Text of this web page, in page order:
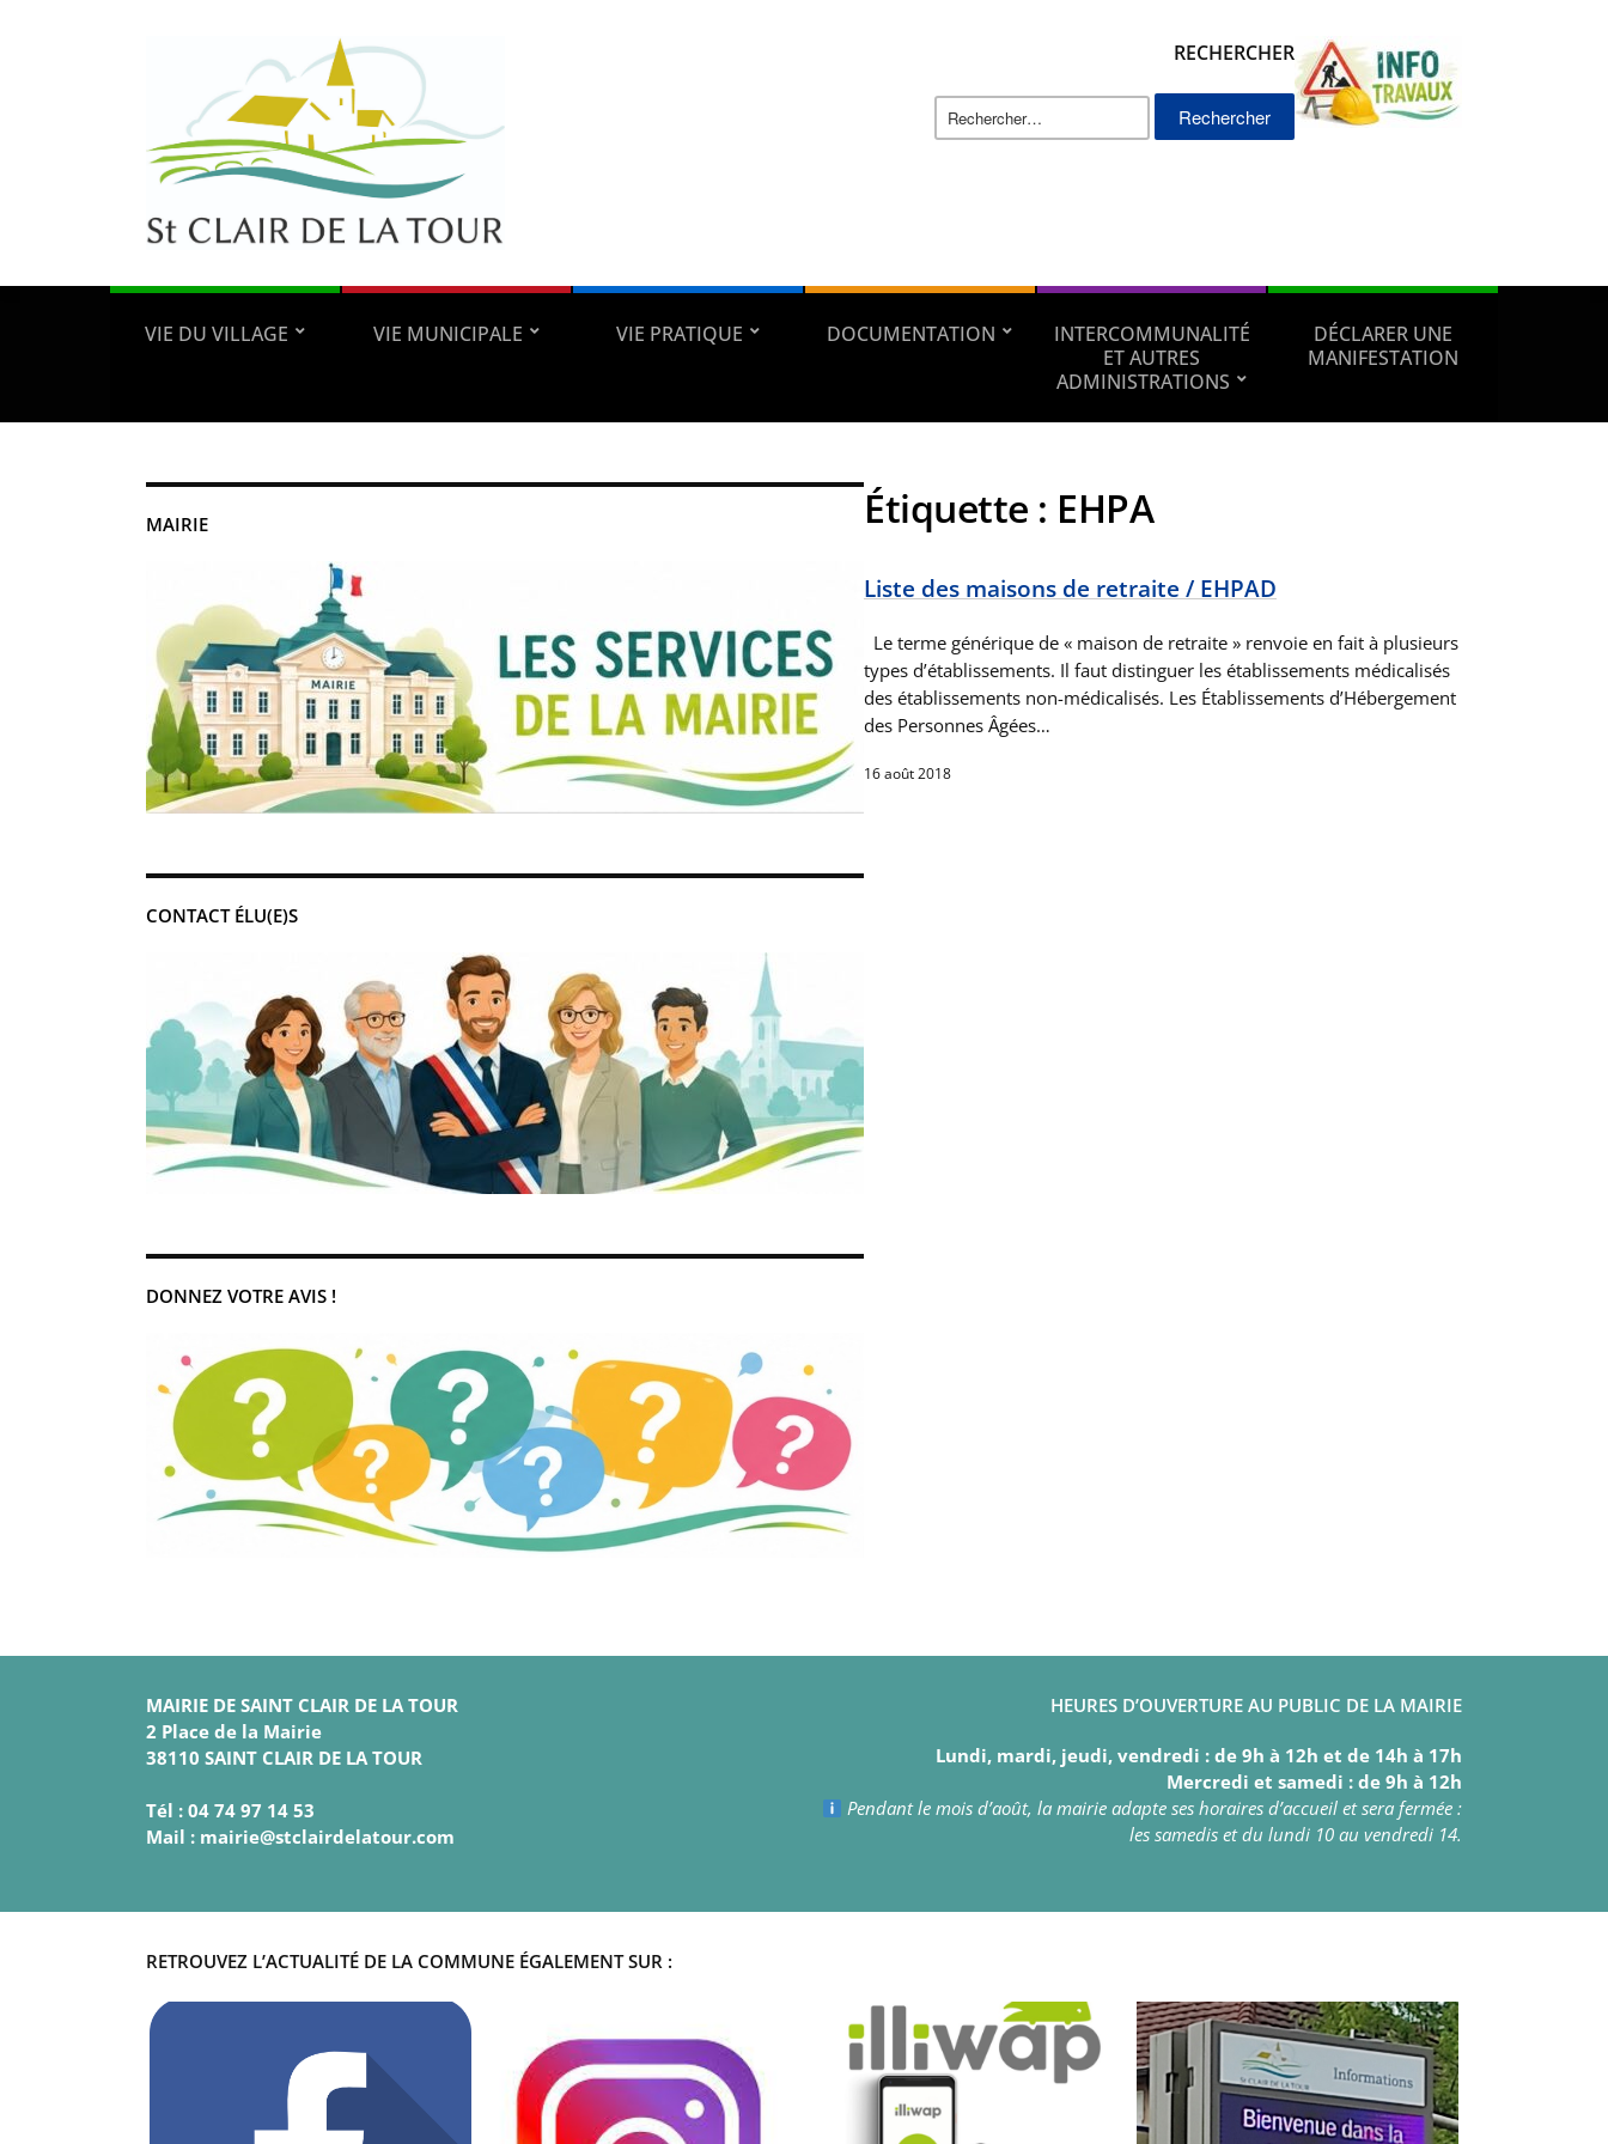
RECHERCHER
Rechercher :
VIE DU VILLAGE VIE MUNICIPALE VIE PRATIQUE DOCUMENTATION
INTERCOMMUNALITÉ
ET AUTRES
ADMINISTRATIONS
DÉCLARER UNE
MANIFESTATION
MAIRIE
CONTACT ÉLU(E)S
DONNEZ VOTRE AVIS !
Étiquette : EHPA
Liste des maisons de retraite / EHPAD
Le terme générique de « maison de retraite » renvoie en fait à plusieurs
types d’établissements. Il faut distinguer les établissements médicalisés
des établissements non-médicalisés. Les Établissements d’Hébergement
des Personnes Âgées…
16 août 2018
MAIRIE DE SAINT CLAIR DE LA TOUR
2 Place de la Mairie
38110 SAINT CLAIR DE LA TOUR
Tél : 04 74 97 14 53
Mail : mairie@stclairdelatour.com
HEURES D’OUVERTURE AU PUBLIC DE LA MAIRIE
Lundi, mardi, jeudi, vendredi : de 9h à 12h et de 14h à 17h
Mercredi et samedi : de 9h à 12h
Pendant le mois d’août, la mairie adapte ses horaires d’accueil et sera fermée :
les samedis et du lundi 10 au vendredi 14.
RETROUVEZ L’ACTUALITÉ DE LA COMMUNE ÉGALEMENT SUR :